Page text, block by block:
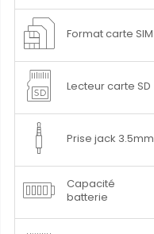
Format carte SIM
Lecteur carte SD
Prise jack 3.5mm
Capacité
batterie